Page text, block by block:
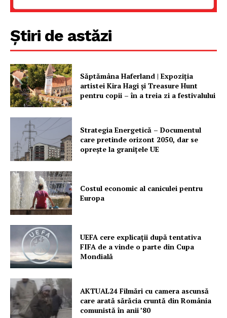
Știri de astăzi
Săptămâna Haferland | Expoziţia
artistei Kira Hagi şi Treasure Hunt
pentru copii – în a treia zi a festivalului
Strategia Energetică – Documentul
care pretinde orizont 2050, dar se
oprește la granițele UE
Costul economic al caniculei pentru
Europa
UEFA cere explicații după tentativa
FIFA de a vinde o parte din Cupa
Mondială
AKTUAL24 Filmări cu camera ascunsă
care arată sărăcia cruntă din România
comunistă în anii ’80